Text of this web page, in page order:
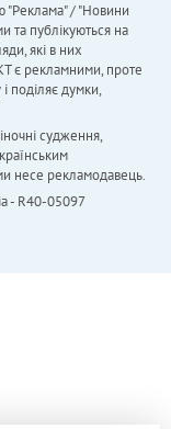
"Реклама" / "Новини
та публікуються на
які в них
є рекламними, проте
поділяє думки,
судження,
несе рекламодавець.
- R40-05097